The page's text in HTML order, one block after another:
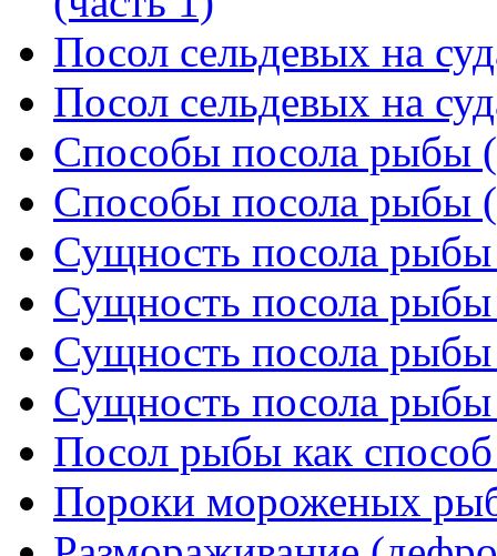
Посол сельдевых на
Посол сельдевых на
Способы посола рыбы
Способы посола рыбы
Сущность посола рыбы
Сущность посола рыбы
Сущность посола рыбы
Сущность посола рыбы
Посол рыбы как
Пороки мороженых